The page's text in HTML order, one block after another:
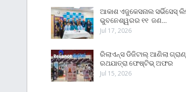
ଆକାଶ ଏଜୁକେସନାଲ ସର୍ଭିସେସ୍
ଭୁବନେଶ୍ୱରର ୧୧ ଜଣ…
Jul 17, 2026
ରିଲାଏନ୍ସ ଡିଜିଟାଲ୍ ଆଣିଲା
ରଥଯାତ୍ରା ଫେଷ୍ଟିଭ୍ ଅଫର
Jul 15, 2026